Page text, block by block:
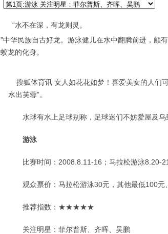
“水不在深，有龙则灵。
”中华民族自古好龙。游泳健儿在水中翻腾前进，颇
蛟龙的化身。
搜狐体育讯 女人如花花如梦！喜爱美女的人们
水出芙蓉”。
水球有水上足球别称，足球迷们不妨爱屋及乌
游泳
比赛时间：2008.8.11-16；马拉松游泳8.20-21
观众票价：马拉松游泳30元，其他最低100元
推荐指数：★★★★★
关注明星：菲尔普斯、齐晖、吴鹏